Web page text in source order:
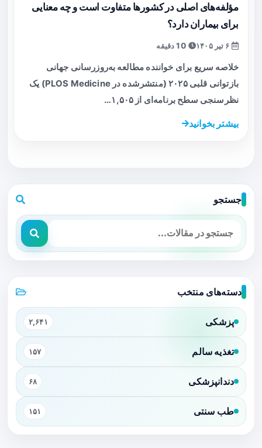
مؤلفه‌های اصلی در کشورها متفاوت است و چه معنایی
برای بیماران دارد؟
خلاصه سریع برای خواننده مطالعه به‌روزرسانی جهانی
بازتوانی قلبی ۲۰۲۵ (منتشرشده در PLOS Medicine) یک
نظرسنجی سطح برنامه‌ای از ۱,۵۰۵…
بیشتر بخوانید
جستجو
دسته‌های منتخب
پزشکی ۲,۶۴۱
تغذیه سالم ۱۵۷
دندانپزشکی ۶۸
طب سنتی ۱۵۱